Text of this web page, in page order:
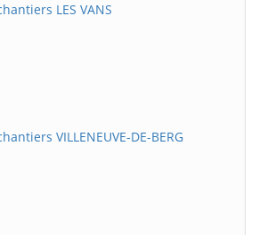
LES VANS
VILLENEUVE-DE-BERG